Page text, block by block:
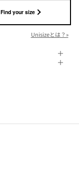
Find your size
Unisizeとは？»